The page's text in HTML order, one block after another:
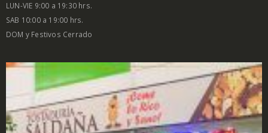
LUN-VIE 9:00 a 19:30 hrs.
SAB 10:00 a 19:00 hrs.
DOM y Festivos Cerrado